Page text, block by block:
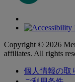
Copyright © 2026
affiliates. All rights
個人情報の取